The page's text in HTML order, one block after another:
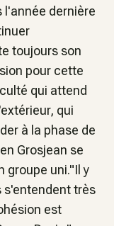
l'année dernière
toujours son
pour cette
qui attend
qui
à la phase de
Grosjean se
groupe uni."Il y
s'entendent très
est